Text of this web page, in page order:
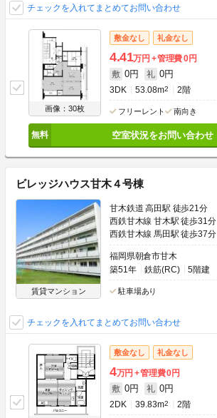
チェックを入れてまとめてお問い合わせ
画像：30枚
敷金なし 礼金なし
4.41万円 管理費0円
敷 0円 礼 0円
3DK 53.08m2 2階
フリーレント 南向き
空室状況をお問い合わせ
ビレッジハウス甘木４号棟
賃貸マンション
甘木鉄道 高田駅 徒歩21分
西鉄甘木線 甘木駅 徒歩31分
西鉄甘木線 馬田駅 徒歩37分
福岡県朝倉市甘木
築51年
鉄筋(RC) 5階建
駐車場あり
チェックを入れてまとめてお問い合わせ
敷金なし 礼金なし
4万円 管理費0円
敷 0円 礼 0円
2DK 39.83m2 2階